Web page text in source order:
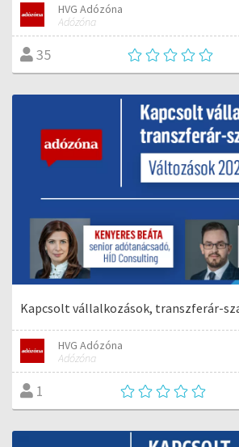
HVG Adózóna
Adózóna
35
Kapcsolt vállalkozások, transzferár-
HVG Adózóna
Adózóna
1